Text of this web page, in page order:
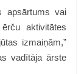
apsārtums vai
aktivitātes
izmaiņām,”
vadītāja ārste